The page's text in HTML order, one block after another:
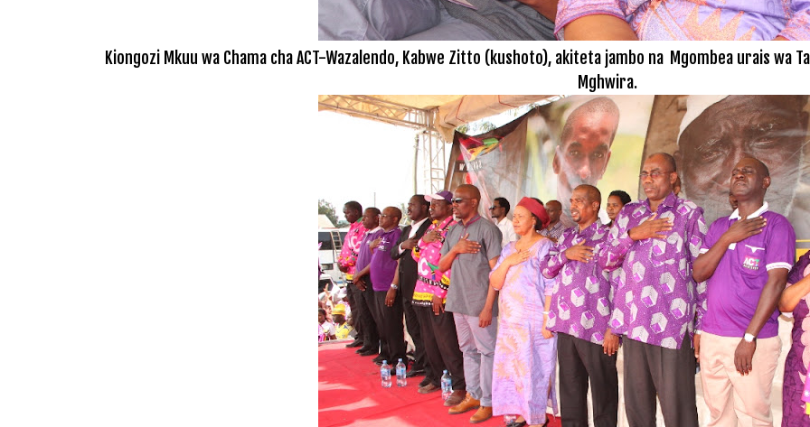
Kiongozi Mkuu wa Chama cha ACT-Wazalendo, Kabwe Zitto (kushoto), akiteta jambo na Mgombea urais wa
Mghwira.